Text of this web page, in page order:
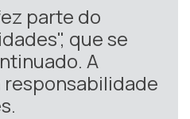
parte do
que se
A